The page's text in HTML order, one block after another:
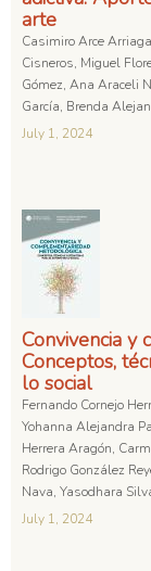
arte
Casimiro Arce
Cisneros, Miguel
Gómez, Ana Araceli
García, Brenda
July 1, 2024
Convivencia y
Conceptos,
lo social
Fernando Cornejo
Yohanna Alejandra
Herrera Aragón,
Rodrigo González
Nava, Yasodhara
July 1, 2024